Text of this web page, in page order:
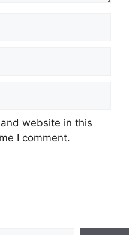
website in this
I comment.